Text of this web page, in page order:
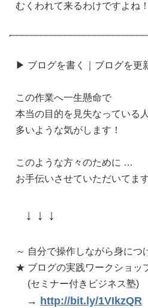
むくわれて来るわけですよね！
▶ ブログを書く｜ブログを更
この作業へ一生懸命で
本当の目的を見失なっている
多いような気がします！
このような方々のために …
お手伝いさせていただいてま
↓ ↓ ↓
～ 自分で操作しながら身につ
★ ブログの実践ワークショッ
(セミナー付きビジネス塾)
→ http://bit.ly/1VIkzQR